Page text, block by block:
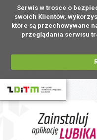
Serwis w trosce o
swoich Klientów,
które są przechowywane
przeglądania serwisu